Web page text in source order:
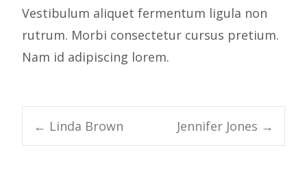
Vestibulum aliquet fermentum ligula non
rutrum. Morbi consectetur cursus pretium.
Nam id adipiscing lorem.
Post navigation
← Linda Brown Jennifer Jones →